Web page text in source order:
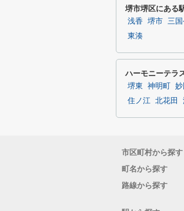
堺市堺区にある
浅香 堺市 三国
東湊
ハーモニーテラ
堺東 神明町
住ノ江 北花田
市区町村から探す
町名から探す
路線から探す